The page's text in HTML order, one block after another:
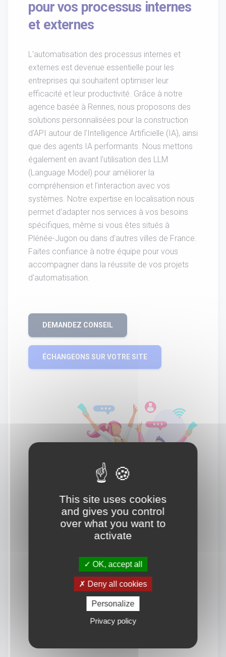
pour vos processus internes
et externes
L'automatisation des processus internes et
externes est devenue essentielle pour les
entreprises qui souhaitent optimiser leur
efficacité et leur productivité. Grâce à notre
agence basée à Rennes, nous proposons des
solutions personnalisées pour la construction
d'API autour de l'Intelligence Artificielle (IA), ainsi
que des agents IA performants. Nous mettons
également en avant l'utilisation des LLM
(Language Model) pour améliorer la
compréhension et l'interaction avec vos
systèmes. Notre expertise en localisation nous
permet d'adapter nos services à vos besoins
spécifiques, même si vous êtes situés à
Plénée-Jugon ou dans d'autres villes de France.
Faites confiance à notre équipe pour vous
accompagner dans la réussite de vos projets
d'automatisation.
DEMANDEZ CONSEIL
ÉCHANGEONS SUR VOTRE SITE
This site uses cookies
and gives you control
over what you want to
activate
OK, accept all
Deny all cookies
Personalize
Privacy policy